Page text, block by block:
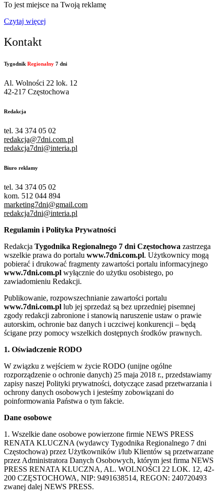
To jest miejsce na Twoją reklamę
Czytaj więcej
Kontakt
Tygodnik Regionalny 7 dni
Al. Wolności 22 lok. 12
42-217 Częstochowa
Redakcja
tel. 34 374 05 02
redakcja@7dni.com.pl
redakcja7dni@interia.pl
Biuro reklamy
tel. 34 374 05 02
kom. 512 044 894
marketing7dni@gmail.com
redakcja7dni@interia.pl
Regulamin i Polityka Prywatności
Redakcja Tygodnika Regionalnego 7 dni Częstochowa zastrzega
wszelkie prawa do portalu www.7dni.com.pl. Użytkownicy mogą
pobierać i drukować fragmenty zawartości portalu informacyjnego
www.7dni.com.pl wyłącznie do użytku osobistego, po
zawiadomieniu Redakcji.
Publikowanie, rozpowszechnianie zawartości portalu
www.7dni.com.pl lub jej sprzedaż są bez uprzedniej pisemnej
zgody redakcji zabronione i stanowią naruszenie ustaw o prawie
autorskim, ochronie baz danych i uczciwej konkurencji – będą
ścigane przy pomocy wszelkich dostępnych środków prawnych.
1. Oświadczenie RODO
W związku z wejściem w życie RODO (unijne ogólne
rozporządzenie o ochronie danych) 25 maja 2018 r., przedstawiamy
zapisy naszej Polityki prywatności, dotyczące zasad przetwarzania i
ochrony danych osobowych i jesteśmy zobowiązani do
poinformowania Państwa o tym fakcie.
Dane osobowe
1. Wszelkie dane osobowe powierzone firmie NEWS PRESS
RENATA KLUCZNA (wydawcy Tygodnika Regionalnego 7 dni
Częstochowa) przez Użytkowników i/lub Klientów są przetwarzane
przez Administratora Danych Osobowych, którym jest firma NEWS
PRESS RENATA KLUCZNA, AL. WOLNOŚCI 22 LOK. 12, 42-
200 CZĘSTOCHOWA, NIP: 9491638514, REGON: 240720493
zwanej dalej NEWS PRESS.